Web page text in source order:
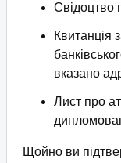
Свідоцтво
Квитанція
вказано
Лист про
Щойно ви